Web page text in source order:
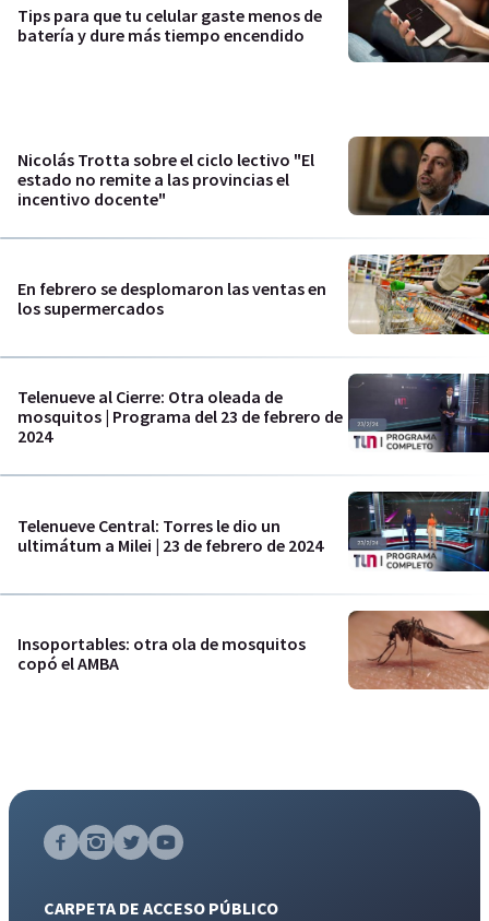
Tips para que tu celular gaste menos de
batería y dure más tiempo encendido
Nicolás Trotta sobre el ciclo lectivo "El
estado no remite a las provincias el
incentivo docente"
En febrero se desplomaron las ventas en
los supermercados
Telenueve al Cierre: Otra oleada de
mosquitos | Programa del 23 de febrero de
2024
Telenueve Central: Torres le dio un
ultimátum a Milei | 23 de febrero de 2024
Insoportables: otra ola de mosquitos
copó el AMBA
CARPETA DE ACCESO PÚBLICO